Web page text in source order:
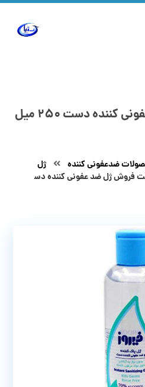
دست ۲۵۰ میل
ضدعفونی کننده
ژل
فروش ژل ضد عفونی کننده دس